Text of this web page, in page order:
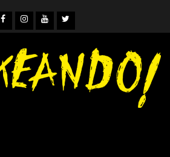
Facebook
Instagram
YouTube
Twitter